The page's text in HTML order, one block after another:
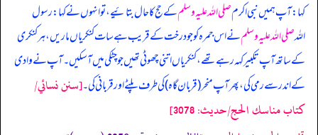
کہا: آپ ہمیں نبی اکرمصلی اللہ علیہ وسلمکے حج کا حال بتائیے، تو انہوں نے کہا: رسول
اللہصلی اللہ علیہ وسلمنے اس جمرہ کو جو درخت کے قریب ہے سات کنکریاں ماریں، ہر کنکری
کے ساتھ آپ تکبیر کہہ رہے تھے، کنکریاں اتنی چھوٹی تھیں جو چٹکی میں آ سکیں۔ آپ نے وادی
کے اندر سے رمی کی، پھر آپ منحر (قربان گاہ) کی طرف پلٹے اور قربانی کی۔[سنن نسائي/
كتاب مناسك الحج/حدیث: 3078]